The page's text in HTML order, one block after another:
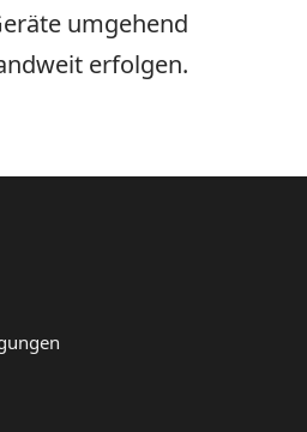
umgehend
erfolgen.